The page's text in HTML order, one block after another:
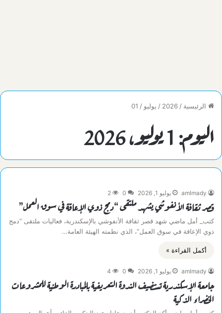
الرئيسية /
2026
/ يوليو /
01
اليوم: 1 يوليو، 2026
amlmady يوليو 1, 2026 0
2
قصر ثقافة الأنفوشي يشهد ملتقى “دمج ذوي الإعاقة في سوق العمل”
كتب_ أمل ماضي شهد قصر ثقافة الأنفوشي بالإسكندرية، فعاليات ملتقى “دمج
ذوي الإعاقة في سوق العمل”، الذي نظمته الهيئة العامة…
أكمل القراءة »
amlmady يوليو 1, 2026 0
4
جامعة الإسكندرية تستضيف الندوة التعريفية بالمبادرة الوطنية للمشروعات
الخضراء الذكية